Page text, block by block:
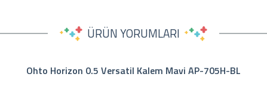
ÜRÜN YORUMLARI
Ohto Horizon 0.5 Versatil Kalem Mavi AP-705H-BL